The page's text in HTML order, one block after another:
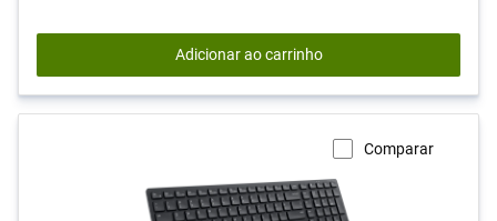
Adicionar ao carrinho
Comparar